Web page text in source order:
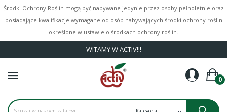
Środki Ochrony Roślin mogą być nabywane jedynie przez osoby pełnoletnie oraz
posiadające kwalifikacje wymagane od osób nabywających środki ochrony roślin
określone w ustawie o środkach ochrony roślin.
WITAMY W ACTIV!!!
0